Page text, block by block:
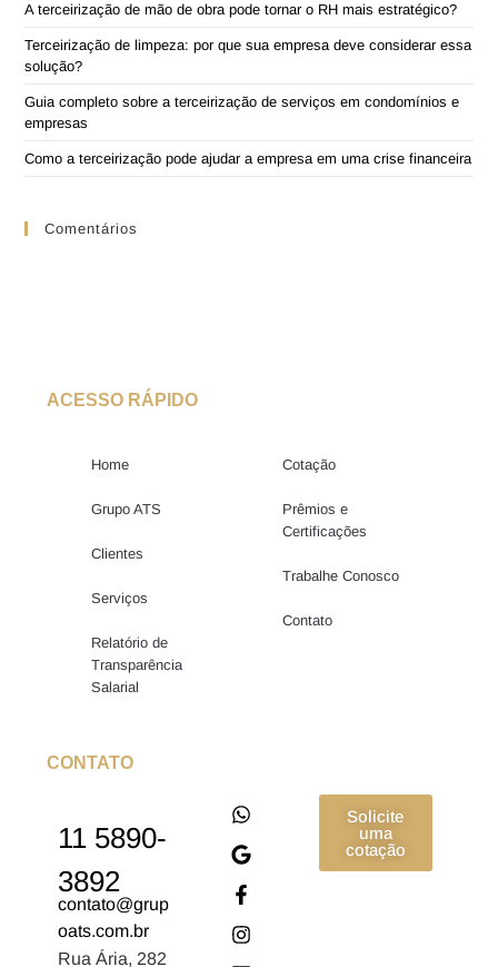
A terceirização de mão de obra pode tornar o RH mais estratégico?
Terceirização de limpeza: por que sua empresa deve considerar essa
solução?
Guia completo sobre a terceirização de serviços em condomínios e
empresas
Como a terceirização pode ajudar a empresa em uma crise financeira
Comentários
ACESSO RÁPIDO
Home
Grupo ATS
Clientes
Serviços
Relatório de
Transparência
Salarial
Cotação
Prêmios e
Certificações
Trabalhe Conosco
Contato
CONTATO
11 5890-
3892
contato@grup
oats.com.br
Rua Ária, 282
Solicite
uma
cotação